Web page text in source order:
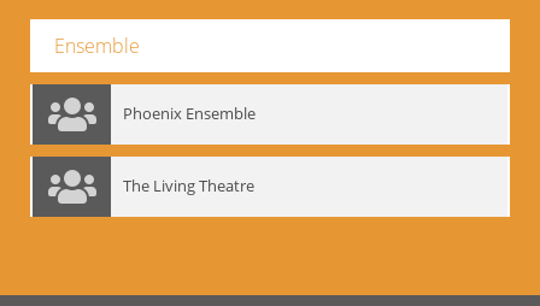
Ensemble
Phoenix Ensemble
The Living Theatre